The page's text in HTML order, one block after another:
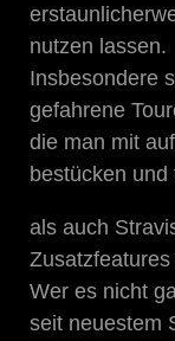
nutzen lassen.
Insbesondere
gefahrene
die man mit
bestücken und
als auch
Wer es nicht
seit neuestem